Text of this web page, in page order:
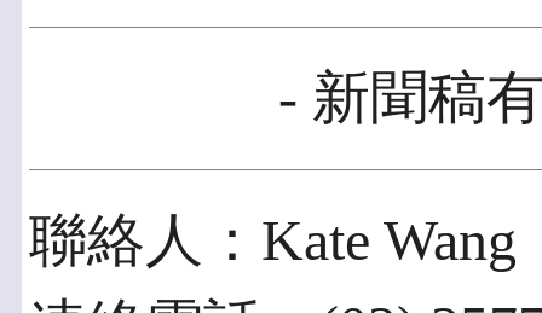
- 新聞稿
聯絡人：Kate Wang